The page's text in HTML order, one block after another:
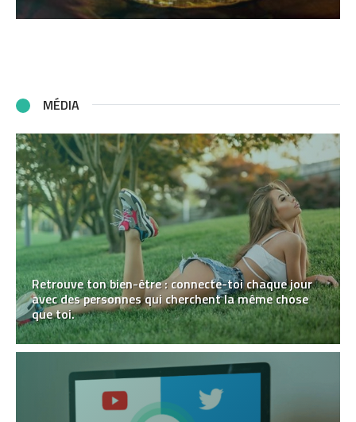
MÉDIA
Retrouve ton bien-être : connecte-toi chaque jour
avec des personnes qui cherchent la même chose
que toi.